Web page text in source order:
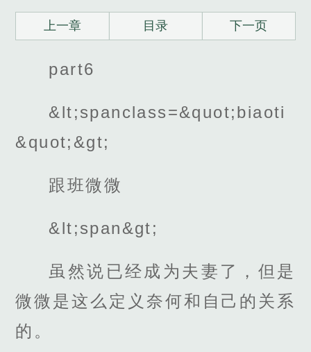
上一章 目录 下一页
part6
&lt;spanclass=&quot;biaoti
&quot;&gt;
跟班微微
&lt;span&gt;
虽然说已经成为夫妻了，但是
微微是这么定义奈何和自己的关系
的。